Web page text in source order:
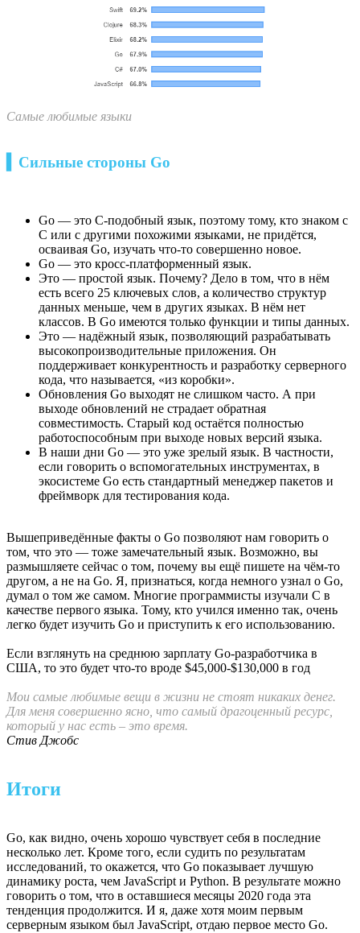
Самые любимые языки
▍Сильные стороны Go
Go — это C-подобный язык, поэтому тому, кто знаком с
C или с другими похожими языками, не придётся,
осваивая Go, изучать что-то совершенно новое.
Go — это кросс-платформенный язык.
Это — простой язык. Почему? Дело в том, что в нём
есть всего 25 ключевых слов, а количество структур
данных меньше, чем в других языках. В нём нет
классов. В Go имеются только функции и типы данных.
Это — надёжный язык, позволяющий разрабатывать
высокопроизводительные приложения. Он
поддерживает конкурентность и разработку серверного
кода, что называется, «из коробки».
Обновления Go выходят не слишком часто. А при
выходе обновлений не страдает обратная
совместимость. Старый код остаётся полностью
работоспособным при выходе новых версий языка.
В наши дни Go — это уже зрелый язык. В частности,
если говорить о вспомогательных инструментах, в
экосистеме Go есть стандартный менеджер пакетов и
фреймворк для тестирования кода.
Вышеприведённые факты о Go позволяют нам говорить о
том, что это — тоже замечательный язык. Возможно, вы
размышляете сейчас о том, почему вы ещё пишете на чём-то
другом, а не на Go. Я, признаться, когда немного узнал о Go,
думал о том же самом. Многие программисты изучали C в
качестве первого языка. Тому, кто учился именно так, очень
легко будет изучить Go и приступить к его использованию.
Если взглянуть на среднюю зарплату Go-разработчика в
США, то это будет что-то вроде $45,000-$130,000 в год
Мои самые любимые вещи в жизни не стоят никаких денег.
Для меня совершенно ясно, что самый драгоценный ресурс,
который у нас есть – это время.
Стив Джобс
Итоги
Go, как видно, очень хорошо чувствует себя в последние
несколько лет. Кроме того, если судить по результатам
исследований, то окажется, что Go показывает лучшую
динамику роста, чем JavaScript и Python. В результате можно
говорить о том, что в оставшиеся месяцы 2020 года эта
тенденция продолжится. И я, даже хотя моим первым
серверным языком был JavaScript, отдаю первое место Go.